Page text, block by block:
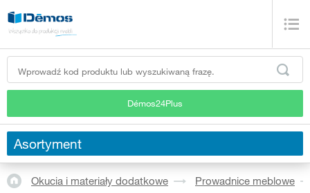
Démos24Plus
Asortyment
Okucia i materiały dodatkowe Prowadnice meblowe